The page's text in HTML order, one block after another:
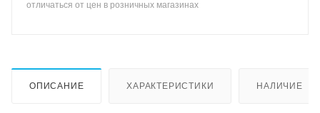
отличаться от цен в розничных магазинах
ОПИСАНИЕ ХАРАКТЕРИСТИКИ НАЛИЧИЕ